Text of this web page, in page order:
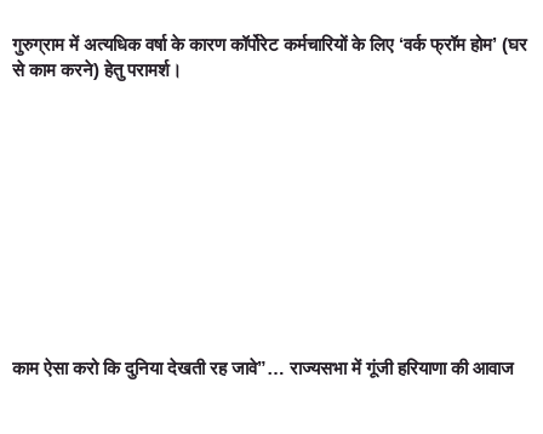
गुरुग्राम में अत्यधिक वर्षा के कारण कॉर्पोरेट कर्मचारियों के लिए ‘वर्क फ्रॉम होम’ (घर
से काम करने) हेतु परामर्श।
काम ऐसा करो कि दुनिया देखती रह जावे”… राज्यसभा में गूंजी हरियाणा की आवाज